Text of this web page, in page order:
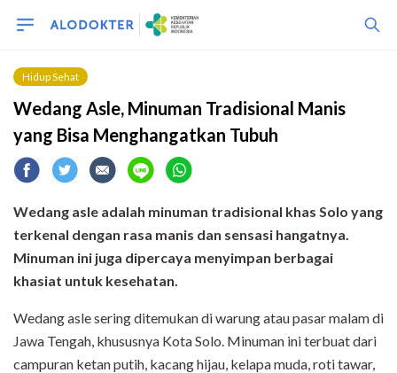
Hidup Sehat
Wedang Asle, Minuman Tradisional Manis
yang Bisa Menghangatkan Tubuh
Wedang asle adalah minuman tradisional khas Solo yang
terkenal dengan rasa manis dan sensasi hangatnya.
Minuman ini juga dipercaya menyimpan berbagai
khasiat untuk kesehatan.
Wedang asle sering ditemukan di warung atau pasar malam di
Jawa Tengah, khususnya Kota Solo. Minuman ini terbuat dari
campuran ketan putih, kacang hijau, kelapa muda, roti tawar,